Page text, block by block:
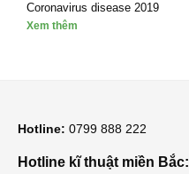
Coronavirus disease 2019
Xem thêm
Hotline: 0799 888 222
Hotline kĩ thuật miền Bắc: